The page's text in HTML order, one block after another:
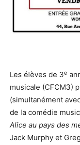
Les élèves de 3e
musicale (CFCM3)
(simultanément
de la comédie
Alice au pays des
Jack Murphy et